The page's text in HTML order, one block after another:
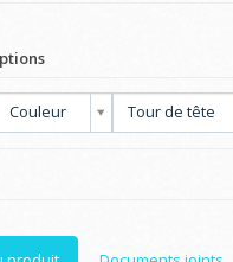
Couleur Tour de tête